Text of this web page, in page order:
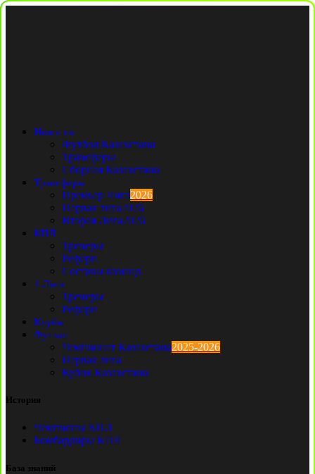
Новости
Футбол Казахстана
Трансферы
Сборная Казахстана
Трансферы
Премьер Лига2026
Первая лига2026
Вторая Лига2026
КПЛ
Тренеры
Рефери
Составы команд
1 Лига
Тренеры
Рефери
Клубы
Футзал
Чемпионат Казахстана2025-2026
Первая лига
Кубок Казахстана
История
Чемпионы КПЛ
Бомбардиры КПЛ
База знаний